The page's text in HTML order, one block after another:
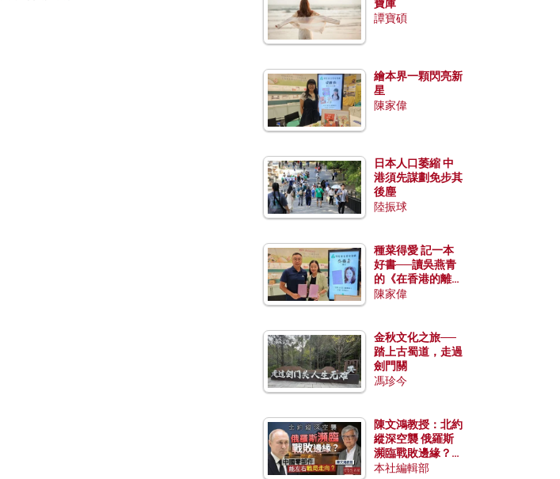
寶庫
譚寶碩
繪本界一顆閃亮新
星
陳家偉
日本人口萎縮 中
港須先謀劃免步其
後塵
陸振球
種菜得愛 記一本
好書──讀吳燕青
的《在香港的離島
種菜》
陳家偉
金秋文化之旅──
踏上古蜀道，走過
劍門關
馮珍今
陳文鴻教授：北約
縱深空襲 俄羅斯
瀕臨戰敗邊緣？中
國零部件能左右戰
本社編輯部